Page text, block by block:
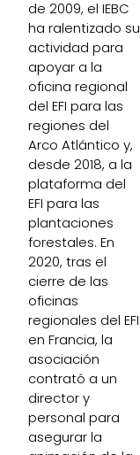
de 2009, el IEBC
ha ralentizado su
actividad para
apoyar a la
oficina regional
del EFI para las
regiones del
Arco Atlántico y,
desde 2018, a la
plataforma del
EFI para las
plantaciones
forestales. En
2020, tras el
cierre de las
oficinas
regionales del EFI
en Francia, la
asociación
contrató a un
director y
personal para
asegurar la